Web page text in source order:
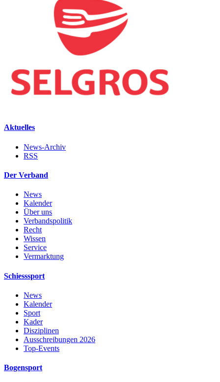
Aktuelles
News-Archiv
RSS
Der Verband
News
Kalender
Über uns
Verbandspolitik
Recht
Wissen
Service
Vermarktung
Schiesssport
News
Kalender
Sport
Kader
Disziplinen
Ausschreibungen 2026
Top-Events
Bogensport